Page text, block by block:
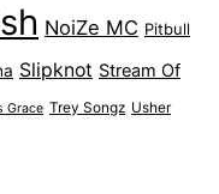
NoiZe MC Pitbull
Slipknot Stream Of
Grace Trey Songz Usher